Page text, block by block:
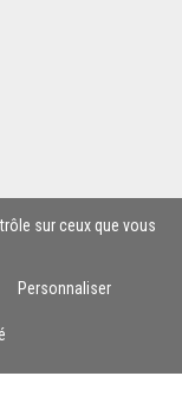
sur ceux que vous
Personnaliser